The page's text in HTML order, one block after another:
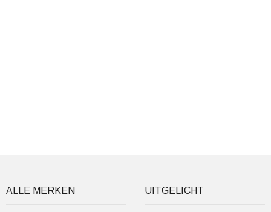
ALLE MERKEN UITGELICHT